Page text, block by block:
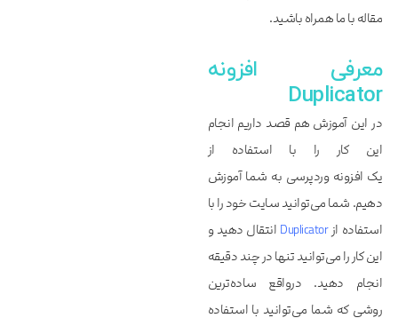
مقاله با ما همراه باشید.
معرفی افزونه
Duplicator
در این آموزش هم قصد داریم انجام
این کار را با استفاده از
یک افزونه وردپرسی به شما آموزش
دهیم. شما می‌توانید سایت خود را با
استفاده ازDuplicator انتقال دهید و
این کار را می‌توانید تنها در چند دقیقه
انجام دهید. درواقع ساده‌ترین
روشی که شما می‌توانید با استفاده